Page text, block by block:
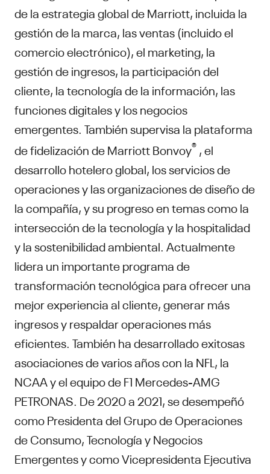
de la estrategia global de Marriott, incluida la
gestión de la marca, las ventas (incluido el
comercio electrónico), el marketing, la
gestión de ingresos, la participación del
cliente, la tecnología de la información, las
funciones digitales y los negocios
emergentes. También supervisa la plataforma
de fidelización de Marriott Bonvoy® , el
desarrollo hotelero global, los servicios de
operaciones y las organizaciones de diseño de
la compañía, y su progreso en temas como la
intersección de la tecnología y la hospitalidad
y la sostenibilidad ambiental. Actualmente
lidera un importante programa de
transformación tecnológica para ofrecer una
mejor experiencia al cliente, generar más
ingresos y respaldar operaciones más
eficientes. También ha desarrollado exitosas
asociaciones de varios años con la NFL, la
NCAA y el equipo de F1 Mercedes-AMG
PETRONAS. De 2020 a 2021, se desempeñó
como Presidenta del Grupo de Operaciones
de Consumo, Tecnología y Negocios
Emergentes y como Vicepresidenta Ejecutiva